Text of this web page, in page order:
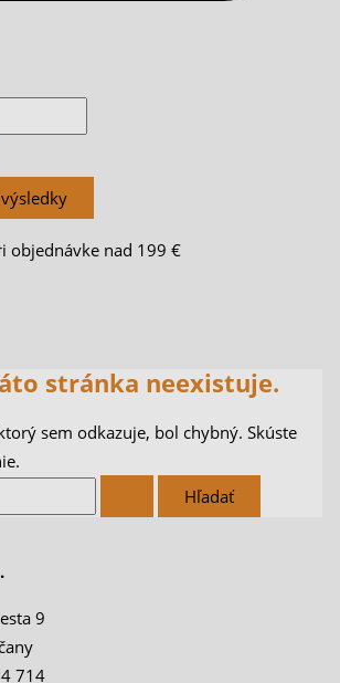
objednávke nad 199 €
stránka neexistuje.
sem odkazuje, bol chybný. Skúste
9
714